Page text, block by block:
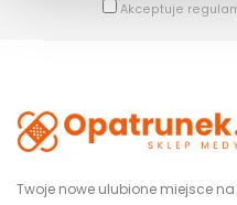
Akceptuje
Twoje nowe ulubione miejsce